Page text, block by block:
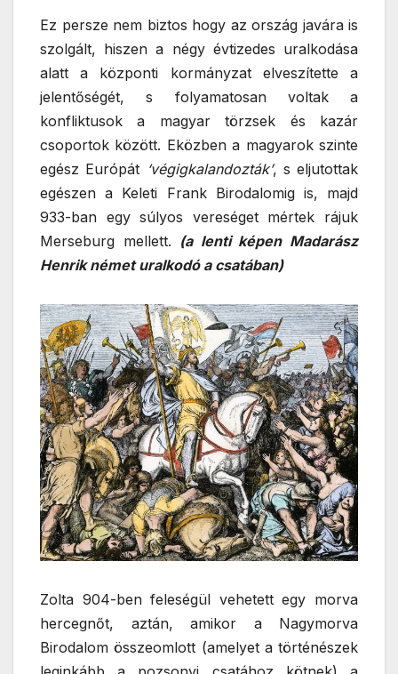
Ez persze nem biztos hogy az ország javára is
szolgált, hiszen a négy évtizedes uralkodása
alatt a központi kormányzat elveszítette a
jelentőségét, s folyamatosan voltak a
konfliktusok a magyar törzsek és kazár
csoportok között. Eközben a magyarok szinte
egész Európát ‘végigkalandozták’, s eljutottak
egészen a Keleti Frank Birodalomig is, majd
933-ban egy súlyos vereséget mértek rájuk
Merseburg mellett. (a lenti képen Madarász
Henrik német uralkodó a csatában)
Zolta 904-ben feleségül vehetett egy morva
hercegnőt, aztán, amikor a Nagymorva
Birodalom összeomlott (amelyet a történészek